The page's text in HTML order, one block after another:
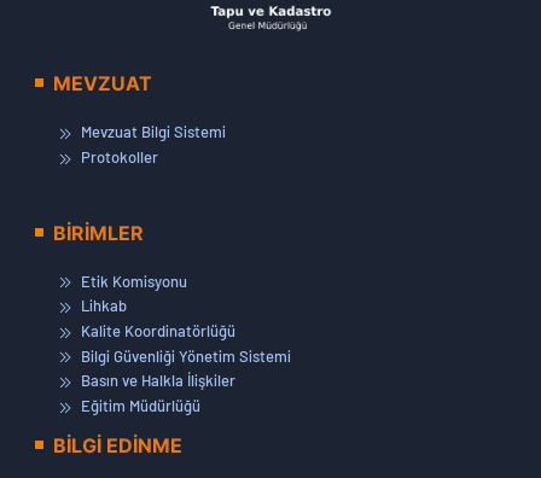
MEVZUAT
Mevzuat Bilgi Sistemi
Protokoller
BİRİMLER
Etik Komisyonu
Lihkab
Kalite Koordinatörlüğü
Bilgi Güvenliği Yönetim Sistemi
Basın ve Halkla İlişkiler
Eğitim Müdürlüğü
BİLGİ EDİNME